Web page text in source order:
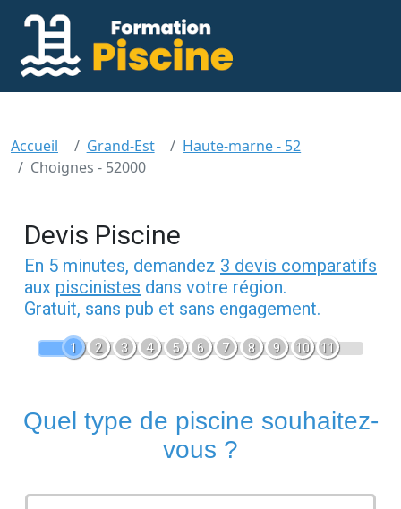
Accueil Grand-Est
Haute-marne - 52
Choignes - 52000
Devis Piscine
En 5 minutes, demandez 3 devis comparatifs
aux piscinistes dans votre région.
Gratuit, sans pub et sans engagement.
1 2 3 4 5 6 7 8 9 10 11
Quel type de piscine souhaitez-
vous ?